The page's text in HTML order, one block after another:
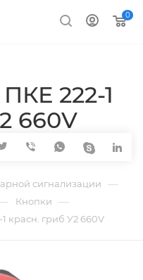
0
222-1
660V
сигнализации —
Кнопки —
красн. гриб У2 660V